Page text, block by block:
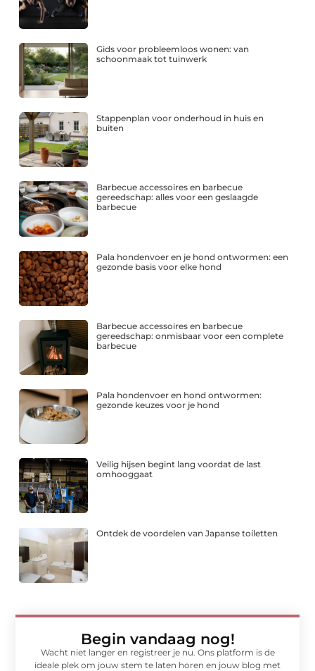
Gids voor probleemloos wonen: van
schoonmaak tot tuinwerk
Stappenplan voor onderhoud in huis en
buiten
Barbecue accessoires en barbecue
gereedschap: alles voor een geslaagde
barbecue
Pala hondenvoer en je hond ontwormen: een
gezonde basis voor elke hond
Barbecue accessoires en barbecue
gereedschap: onmisbaar voor een complete
barbecue
Pala hondenvoer en hond ontwormen:
gezonde keuzes voor je hond
Veilig hijsen begint lang voordat de last
omhooggaat
Ontdek de voordelen van Japanse toiletten
Begin vandaag nog!
Wacht niet langer en registreer je nu. Ons platform is de
ideale plek om jouw stem te laten horen en jouw blog met